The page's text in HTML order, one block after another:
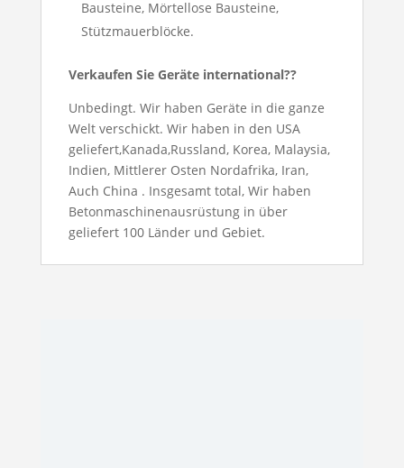
Bausteine, Mörtellose Bausteine,
Stützmauerblöcke.
Verkaufen Sie Geräte international??
Unbedingt. Wir haben Geräte in die ganze
Welt verschickt. Wir haben in den USA
geliefert,Kanada,Russland, Korea, Malaysia,
Indien, Mittlerer Osten Nordafrika, Iran,
Auch China . Insgesamt total, Wir haben
Betonmaschinenausrüstung in über
geliefert 100 Länder und Gebiet.